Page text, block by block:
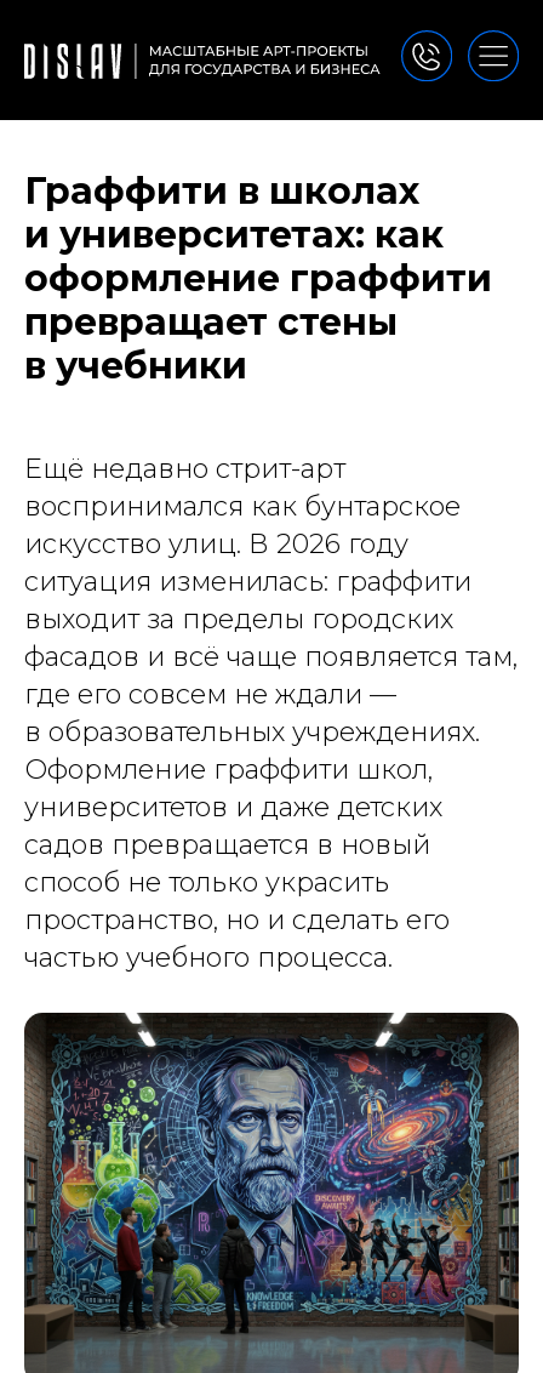
Граффити в школах
и университетах: как
оформление граффити
превращает стены
в учебники
Ещё недавно стрит-арт
воспринимался как бунтарское
искусство улиц. В 2026 году
ситуация изменилась: граффити
выходит за пределы городских
фасадов и всё чаще появляется там,
где его совсем не ждали —
в образовательных учреждениях.
Оформление граффити школ,
университетов и даже детских
садов превращается в новый
способ не только украсить
пространство, но и сделать его
частью учебного процесса.